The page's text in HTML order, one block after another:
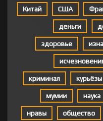
Китай США
деньги
здоровье
криминал курьёзы
мумии наука
нравы общество